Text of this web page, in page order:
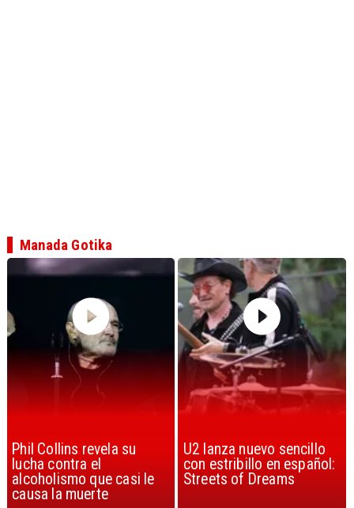
U2 lanza nuevo sencillo
con estribillo en español:
Streets of Dreams
“Africa” de Toto es
considerada la mejor
canción, según la ciencia
Manada Gotika